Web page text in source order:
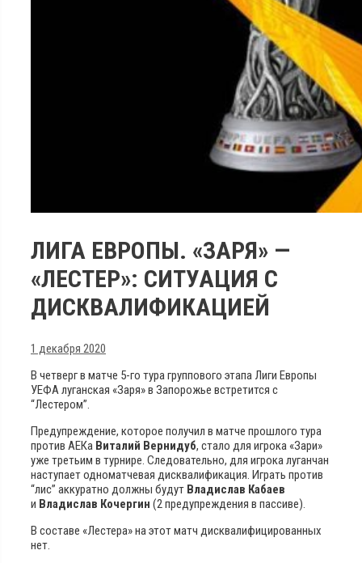
ЛИГА ЕВРОПЫ. «ЗАРЯ» —
«ЛЕСТЕР»: СИТУАЦИЯ С
ДИСКВАЛИФИКАЦИЕЙ
1 декабря 2020
В четверг в матче 5-го тура группового этапа Лиги Европы
УЕФА луганская «Заря» в Запорожье встретится с
“Лестером”.
Предупреждение, которое получил в матче прошлого тура
против АЕКа Виталий Вернидуб, стало для игрока «Зари»
уже третьим в турнире. Следовательно, для игрока луганчан
наступает одноматчевая дисквалификация. Играть против
“лис” аккуратно должны будут Владислав Кабаев
и Владислав Кочергин (2 предупреждения в пассиве).
В составе «Лестера» на этот матч дисквалифицированных
нет.